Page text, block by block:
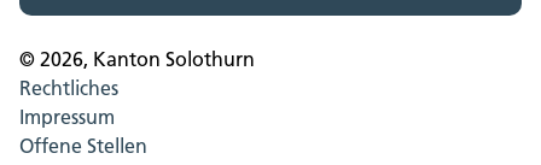
© 2026, Kanton Solothurn
Rechtliches
Impressum
Offene Stellen